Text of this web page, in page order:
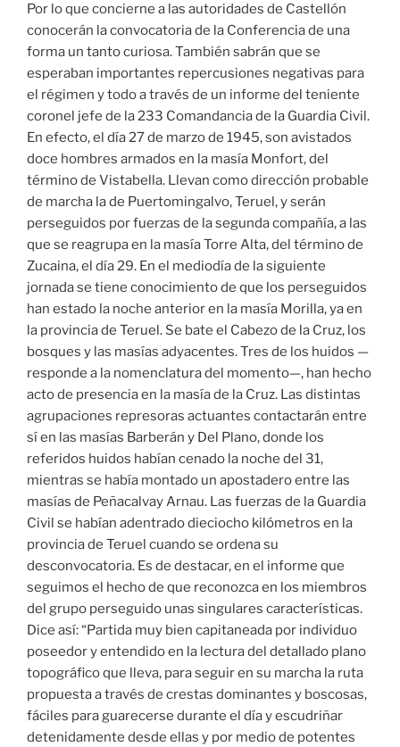
Por lo que concierne a las autoridades de Castellón
conocerán la convocatoria de la Conferencia de una
forma un tanto curiosa. También sabrán que se
esperaban importantes repercusiones negativas para
el régimen y todo a través de un informe del teniente
coronel jefe de la 233 Comandancia de la Guardia Civil.
En efecto, el día 27 de marzo de 1945, son avistados
doce hombres armados en la masía Monfort, del
término de Vistabella. Llevan como dirección probable
de marcha la de Puertomingalvo, Teruel, y serán
perseguidos por fuerzas de la segunda compañía, a las
que se reagrupa en la masía Torre Alta, del término de
Zucaina, el día 29. En el mediodía de la siguiente
jornada se tiene conocimiento de que los perseguidos
han estado la noche anterior en la masía Morilla, ya en
la provincia de Teruel. Se bate el Cabezo de la Cruz, los
bosques y las masías adyacentes. Tres de los huidos —
responde a la nomenclatura del momento—, han hecho
acto de presencia en la masía de la Cruz. Las distintas
agrupaciones represoras actuantes contactarán entre
sí en las masías Barberán y Del Plano, donde los
referidos huidos habían cenado la noche del 31,
mientras se había montado un apostadero entre las
masías de Peñacalvay Arnau. Las fuerzas de la Guardia
Civil se habían adentrado dieciocho kilómetros en la
provincia de Teruel cuando se ordena su
desconvocatoria. Es de destacar, en el informe que
seguimos el hecho de que reconozca en los miembros
del grupo perseguido unas singulares características.
Dice así: “Partida muy bien capitaneada por individuo
poseedor y entendido en la lectura del detallado plano
topográfico que lleva, para seguir en su marcha la ruta
propuesta a través de crestas dominantes y boscosas,
fáciles para guarecerse durante el día y escudriñar
detenidamente desde ellas y por medio de potentes